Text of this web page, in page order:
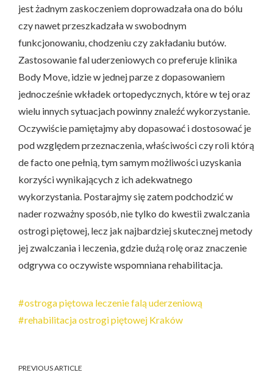
jest żadnym zaskoczeniem doprowadzała ona do bólu
czy nawet przeszkadzała w swobodnym
funkcjonowaniu, chodzeniu czy zakładaniu butów.
Zastosowanie fal uderzeniowych co preferuje klinika
Body Move, idzie w jednej parze z dopasowaniem
jednocześnie wkładek ortopedycznych, które w tej oraz
wielu innych sytuacjach powinny znaleźć wykorzystanie.
Oczywiście pamiętajmy aby dopasować i dostosować je
pod względem przeznaczenia, właściwości czy roli którą
de facto one pełnią, tym samym możliwości uzyskania
korzyści wynikających z ich adekwatnego
wykorzystania. Postarajmy się zatem podchodzić w
nader rozważny sposób, nie tylko do kwestii zwalczania
ostrogi piętowej, lecz jak najbardziej skutecznej metody
jej zwalczania i leczenia, gdzie dużą rolę oraz znaczenie
odgrywa co oczywiste wspomniana rehabilitacja.
ostroga piętowa leczenie falą uderzeniową
rehabilitacja ostrogi piętowej Kraków
PREVIOUS ARTICLE